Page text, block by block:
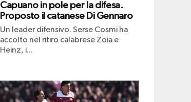
Capuano in pole per la difesa.
Proposto il catanese Di Gennaro
Un leader difensivo. Serse Cosmi ha
accolto nel ritiro calabrese Zoia e
Heinz, i...